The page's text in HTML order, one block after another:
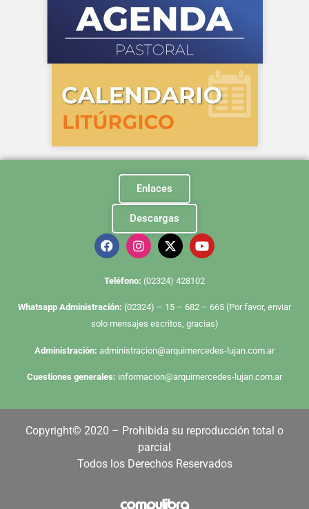
Enlaces
Descargas
Te léfono: (02324) 428102
Whatsapp Administración: (02324) – 15 – 682 – 665 (Por favor, enviar
solo mensajes escritos, gracias)
Administración: administracion@arquimercedes-lujan.com.ar
Cuestiones generales: informacion@arquimercedes-lujan.com.ar
Copyright© 2020 – Prohibida su reproducción total o
parcial
Todos los Derechos Reservados